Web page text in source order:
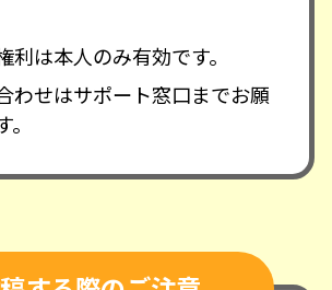
利は本人のみ有効です。
わせはサポート窓口までお願